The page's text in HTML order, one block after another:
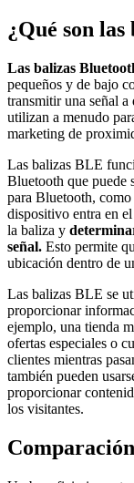
¿Qué son
Las balizas
pequeños y de bajo
transmitir una señal
utilizan a menudo
marketing de
Las balizas BLE
Bluetooth que puede
para Bluetooth,
dispositivo entra en
la baliza y
señal. Esto permite
ubicación dentro de
Las balizas BLE se
proporcionar
ejemplo, una tienda
ofertas especiales o
clientes mientras
también pueden
proporcionar
los visitantes.